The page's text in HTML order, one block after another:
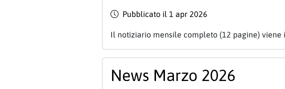
Pubblicato il 1 apr 2026
Il notiziario mensile completo (12 pagine) viene
News Marzo 2026